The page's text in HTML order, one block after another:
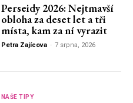
Perseidy 2026: Nejtmavší
obloha za deset let a tři
místa, kam za ní vyrazit
Petra Zajícova - 7 srpna, 2026
NAŠE TIPY